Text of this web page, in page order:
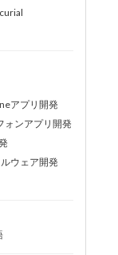
アプリ開発
ォンアプリ開発
ウェア開発